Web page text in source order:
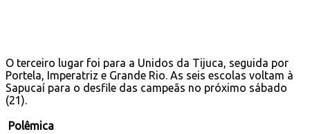
O terceiro lugar foi para a Unidos da Tijuca, seguida por
Portela, Imperatriz e Grande Rio. As seis escolas voltam à
Sapucaí para o desfile das campeãs no próximo sábado
(21).
Polêmica